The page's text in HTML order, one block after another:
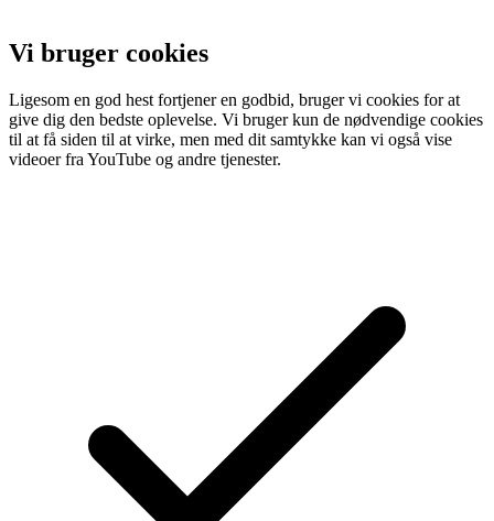
Vi bruger cookies
Ligesom en god hest fortjener en godbid, bruger vi cookies for at
give dig den bedste oplevelse. Vi bruger kun de nødvendige cookies
til at få siden til at virke, men med dit samtykke kan vi også vise
videoer fra YouTube og andre tjenester.